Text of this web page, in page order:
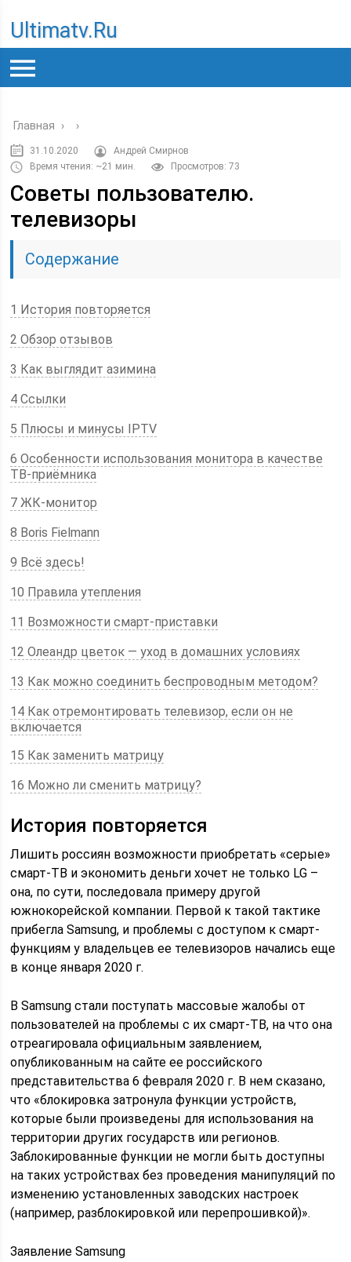
Ultimatv.ru
Главная › ›
31.10.2020
Андрей Смирнов
Время чтения: ~21 мин.
Просмотров: 73
Советы пользователю.
телевизоры
Содержание
1 История повторяется
2 Обзор отзывов
3 Как выглядит азимина
4 Ссылки
5 Плюсы и минусы IPTV
6 Особенности использования монитора в качестве
ТВ-приёмника
7 ЖК-монитор
8 Boris Fielmann
9 Всё здесь!
10 Правила утепления
11 Возможности смарт-приставки
12 Олеандр цветок — уход в домашних условиях
13 Как можно соединить беспроводным методом?
14 Как отремонтировать телевизор, если он не
включается
15 Как заменить матрицу
16 Можно ли сменить матрицу?
История повторяется
Лишить россиян возможности приобретать «серые»
смарт-ТВ и экономить деньги хочет не только LG –
она, по сути, последовала примеру другой
южнокорейской компании. Первой к такой тактике
прибегла Samsung, и проблемы с доступом к смарт-
функциям у владельцев ее телевизоров начались еще
в конце января 2020 г.
В Samsung стали поступать массовые жалобы от
пользователей на проблемы с их смарт-ТВ, на что она
отреагировала официальным заявлением,
опубликованным на сайте ее российского
представительства 6 февраля 2020 г. В нем сказано,
что «блокировка затронула функции устройств,
которые были произведены для использования на
территории других государств или регионов.
Заблокированные функции не могли быть доступны
на таких устройствах без проведения манипуляций по
изменению установленных заводских настроек
(например, разблокировкой или перепрошивкой)».
Заявление Samsung